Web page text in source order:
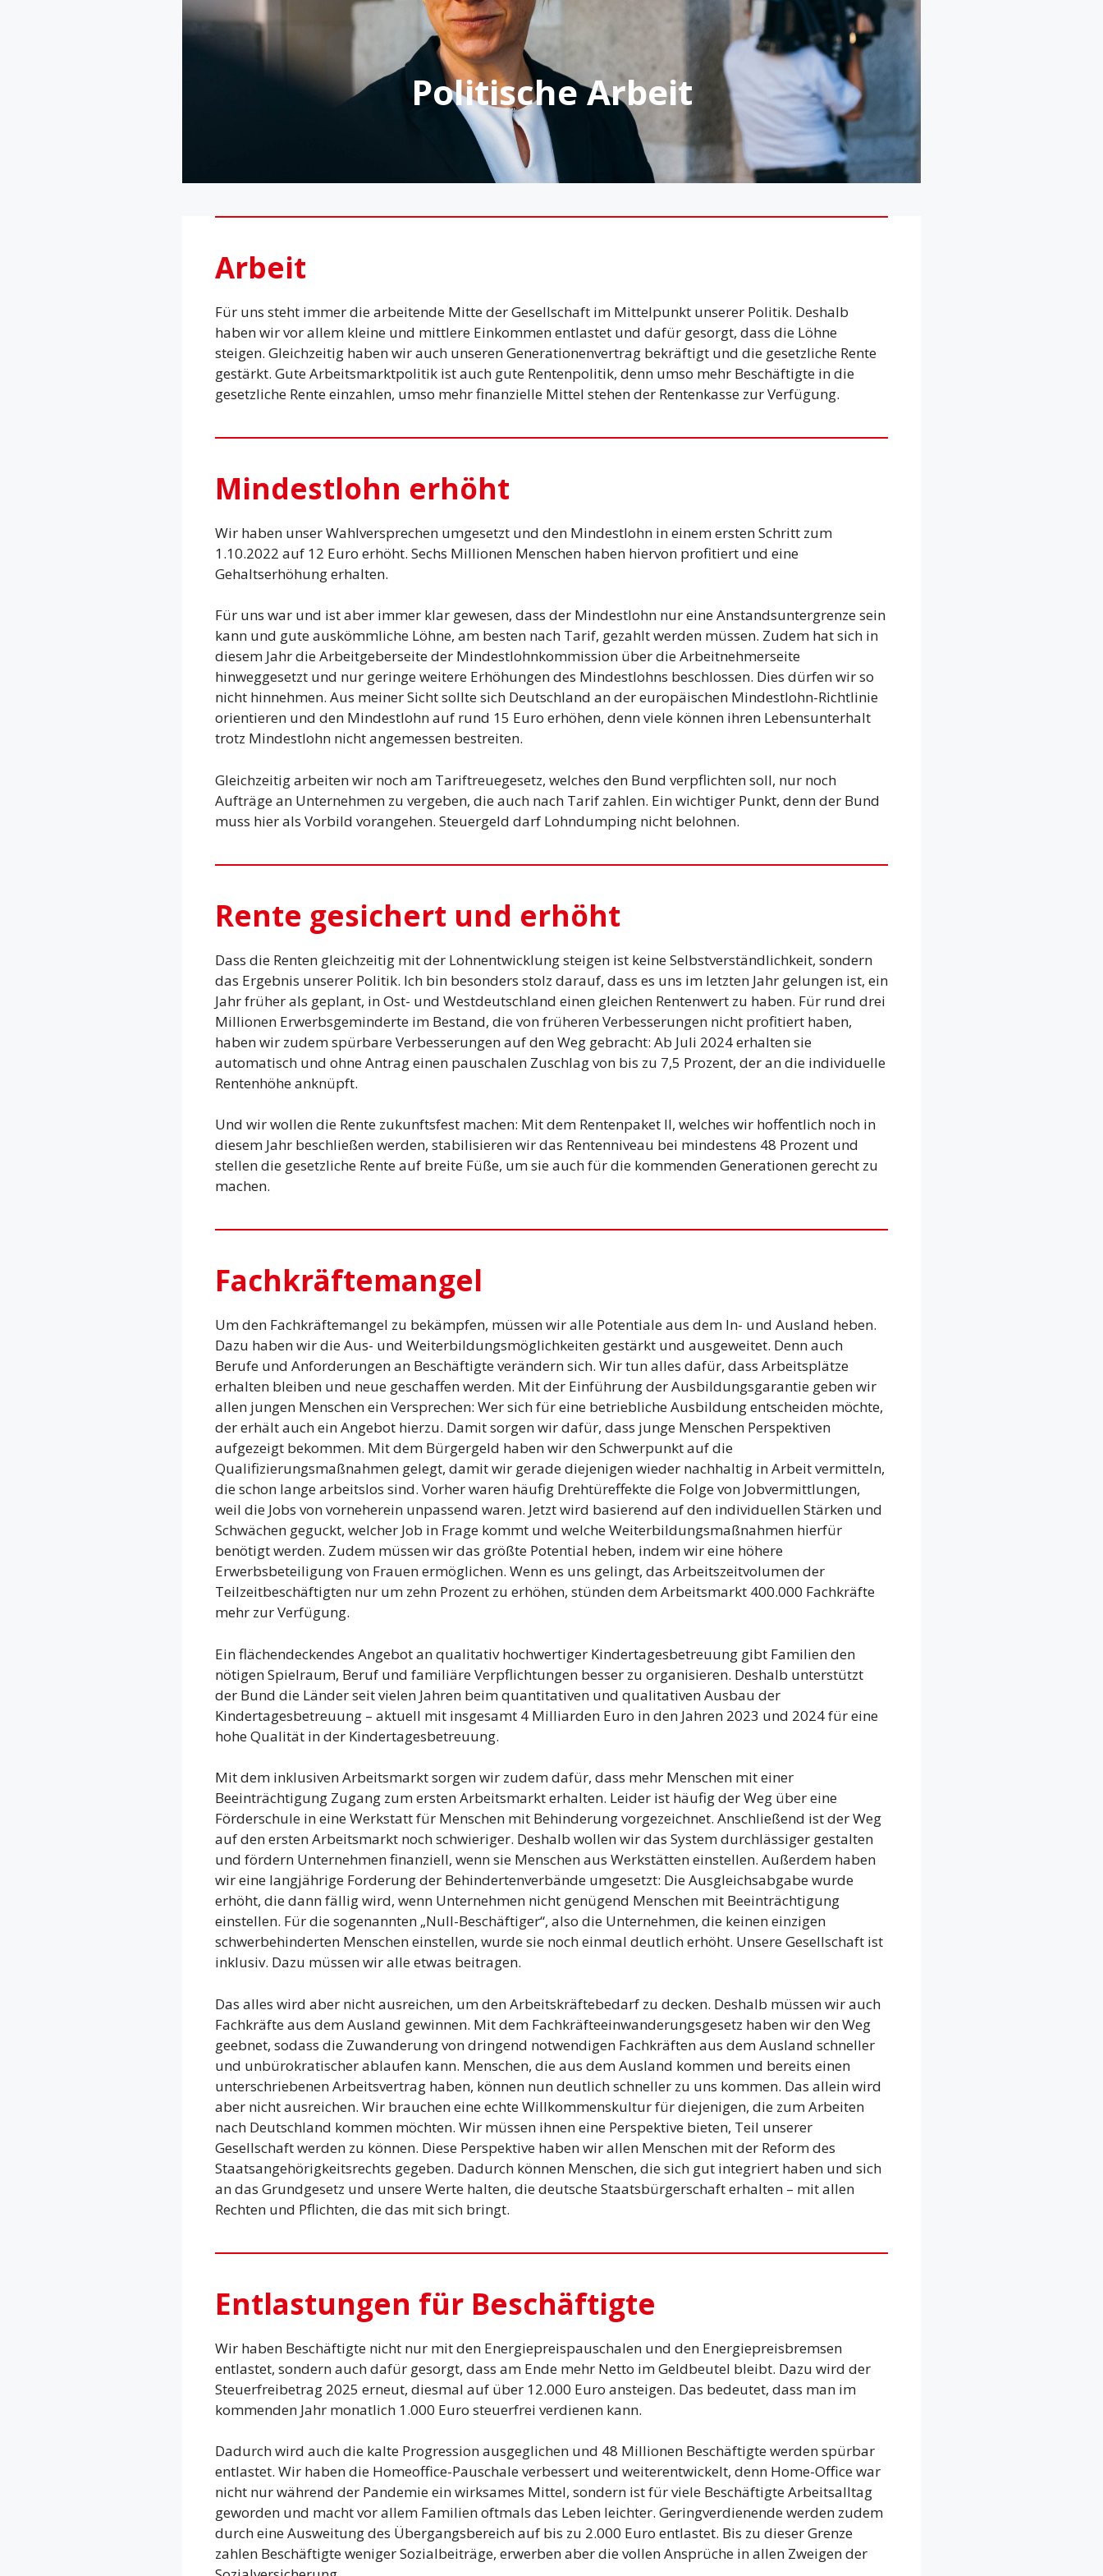
Politische Arbeit
Arbeit
Für uns steht immer die arbeitende Mitte der Gesellschaft im Mittelpunkt unserer Politik. Deshalb
haben wir vor allem kleine und mittlere Einkommen entlastet und dafür gesorgt, dass die Löhne
steigen. Gleichzeitig haben wir auch unseren Generationenvertrag bekräftigt und die gesetzliche Rente
gestärkt. Gute Arbeitsmarktpolitik ist auch gute Rentenpolitik, denn umso mehr Beschäftigte in die
gesetzliche Rente einzahlen, umso mehr finanzielle Mittel stehen der Rentenkasse zur Verfügung.
Mindestlohn erhöht
Wir haben unser Wahlversprechen umgesetzt und den Mindestlohn in einem ersten Schritt zum
1.10.2022 auf 12 Euro erhöht. Sechs Millionen Menschen haben hiervon profitiert und eine
Gehaltserhöhung erhalten.
Für uns war und ist aber immer klar gewesen, dass der Mindestlohn nur eine Anstandsuntergrenze sein
kann und gute auskömmliche Löhne, am besten nach Tarif, gezahlt werden müssen. Zudem hat sich in
diesem Jahr die Arbeitgeberseite der Mindestlohnkommission über die Arbeitnehmerseite
hinweggesetzt und nur geringe weitere Erhöhungen des Mindestlohns beschlossen. Dies dürfen wir so
nicht hinnehmen. Aus meiner Sicht sollte sich Deutschland an der europäischen Mindestlohn-Richtlinie
orientieren und den Mindestlohn auf rund 15 Euro erhöhen, denn viele können ihren Lebensunterhalt
trotz Mindestlohn nicht angemessen bestreiten.
Gleichzeitig arbeiten wir noch am Tariftreuegesetz, welches den Bund verpflichten soll, nur noch
Aufträge an Unternehmen zu vergeben, die auch nach Tarif zahlen. Ein wichtiger Punkt, denn der Bund
muss hier als Vorbild vorangehen. Steuergeld darf Lohndumping nicht belohnen.
Rente gesichert und erhöht
Dass die Renten gleichzeitig mit der Lohnentwicklung steigen ist keine Selbstverständlichkeit, sondern
das Ergebnis unserer Politik. Ich bin besonders stolz darauf, dass es uns im letzten Jahr gelungen ist, ein
Jahr früher als geplant, in Ost- und Westdeutschland einen gleichen Rentenwert zu haben. Für rund drei
Millionen Erwerbsgeminderte im Bestand, die von früheren Verbesserungen nicht profitiert haben,
haben wir zudem spürbare Verbesserungen auf den Weg gebracht: Ab Juli 2024 erhalten sie
automatisch und ohne Antrag einen pauschalen Zuschlag von bis zu 7,5 Prozent, der an die individuelle
Rentenhöhe anknüpft.
Und wir wollen die Rente zukunftsfest machen: Mit dem Rentenpaket II, welches wir hoffentlich noch in
diesem Jahr beschließen werden, stabilisieren wir das Rentenniveau bei mindestens 48 Prozent und
stellen die gesetzliche Rente auf breite Füße, um sie auch für die kommenden Generationen gerecht zu
machen.
Fachkräftemangel
Um den Fachkräftemangel zu bekämpfen, müssen wir alle Potentiale aus dem In- und Ausland heben.
Dazu haben wir die Aus- und Weiterbildungsmöglichkeiten gestärkt und ausgeweitet. Denn auch
Berufe und Anforderungen an Beschäftigte verändern sich. Wir tun alles dafür, dass Arbeitsplätze
erhalten bleiben und neue geschaffen werden. Mit der Einführung der Ausbildungsgarantie geben wir
allen jungen Menschen ein Versprechen: Wer sich für eine betriebliche Ausbildung entscheiden möchte,
der erhält auch ein Angebot hierzu. Damit sorgen wir dafür, dass junge Menschen Perspektiven
aufgezeigt bekommen. Mit dem Bürgergeld haben wir den Schwerpunkt auf die
Qualifizierungsmaßnahmen gelegt, damit wir gerade diejenigen wieder nachhaltig in Arbeit vermitteln,
die schon lange arbeitslos sind. Vorher waren häufig Drehtüreffekte die Folge von Jobvermittlungen,
weil die Jobs von vorneherein unpassend waren. Jetzt wird basierend auf den individuellen Stärken und
Schwächen geguckt, welcher Job in Frage kommt und welche Weiterbildungsmaßnahmen hierfür
benötigt werden. Zudem müssen wir das größte Potential heben, indem wir eine höhere
Erwerbsbeteiligung von Frauen ermöglichen. Wenn es uns gelingt, das Arbeitszeitvolumen der
Teilzeitbeschäftigten nur um zehn Prozent zu erhöhen, stünden dem Arbeitsmarkt 400.000 Fachkräfte
mehr zur Verfügung.
Ein flächendeckendes Angebot an qualitativ hochwertiger Kindertagesbetreuung gibt Familien den
nötigen Spielraum, Beruf und familiäre Verpflichtungen besser zu organisieren. Deshalb unterstützt
der Bund die Länder seit vielen Jahren beim quantitativen und qualitativen Ausbau der
Kindertagesbetreuung – aktuell mit insgesamt 4 Milliarden Euro in den Jahren 2023 und 2024 für eine
hohe Qualität in der Kindertagesbetreuung.
Mit dem inklusiven Arbeitsmarkt sorgen wir zudem dafür, dass mehr Menschen mit einer
Beeinträchtigung Zugang zum ersten Arbeitsmarkt erhalten. Leider ist häufig der Weg über eine
Förderschule in eine Werkstatt für Menschen mit Behinderung vorgezeichnet. Anschließend ist der Weg
auf den ersten Arbeitsmarkt noch schwieriger. Deshalb wollen wir das System durchlässiger gestalten
und fördern Unternehmen finanziell, wenn sie Menschen aus Werkstätten einstellen. Außerdem haben
wir eine langjährige Forderung der Behindertenverbände umgesetzt: Die Ausgleichsabgabe wurde
erhöht, die dann fällig wird, wenn Unternehmen nicht genügend Menschen mit Beeinträchtigung
einstellen. Für die sogenannten „Null-Beschäftiger“, also die Unternehmen, die keinen einzigen
schwerbehinderten Menschen einstellen, wurde sie noch einmal deutlich erhöht. Unsere Gesellschaft ist
inklusiv. Dazu müssen wir alle etwas beitragen.
Das alles wird aber nicht ausreichen, um den Arbeitskräftebedarf zu decken. Deshalb müssen wir auch
Fachkräfte aus dem Ausland gewinnen. Mit dem Fachkräfteeinwanderungsgesetz haben wir den Weg
geebnet, sodass die Zuwanderung von dringend notwendigen Fachkräften aus dem Ausland schneller
und unbürokratischer ablaufen kann. Menschen, die aus dem Ausland kommen und bereits einen
unterschriebenen Arbeitsvertrag haben, können nun deutlich schneller zu uns kommen. Das allein wird
aber nicht ausreichen. Wir brauchen eine echte Willkommenskultur für diejenigen, die zum Arbeiten
nach Deutschland kommen möchten. Wir müssen ihnen eine Perspektive bieten, Teil unserer
Gesellschaft werden zu können. Diese Perspektive haben wir allen Menschen mit der Reform des
Staatsangehörigkeitsrechts gegeben. Dadurch können Menschen, die sich gut integriert haben und sich
an das Grundgesetz und unsere Werte halten, die deutsche Staatsbürgerschaft erhalten – mit allen
Rechten und Pflichten, die das mit sich bringt.
Entlastungen für Beschäftigte
Wir haben Beschäftigte nicht nur mit den Energiepreispauschalen und den Energiepreisbremsen
entlastet, sondern auch dafür gesorgt, dass am Ende mehr Netto im Geldbeutel bleibt. Dazu wird der
Steuerfreibetrag 2025 erneut, diesmal auf über 12.000 Euro ansteigen. Das bedeutet, dass man im
kommenden Jahr monatlich 1.000 Euro steuerfrei verdienen kann.
Dadurch wird auch die kalte Progression ausgeglichen und 48 Millionen Beschäftigte werden spürbar
entlastet. Wir haben die Homeoffice-Pauschale verbessert und weiterentwickelt, denn Home-Office war
nicht nur während der Pandemie ein wirksames Mittel, sondern ist für viele Beschäftigte Arbeitsalltag
geworden und macht vor allem Familien oftmals das Leben leichter. Geringverdienende werden zudem
durch eine Ausweitung des Übergangsbereich auf bis zu 2.000 Euro entlastet. Bis zu dieser Grenze
zahlen Beschäftigte weniger Sozialbeiträge, erwerben aber die vollen Ansprüche in allen Zweigen der